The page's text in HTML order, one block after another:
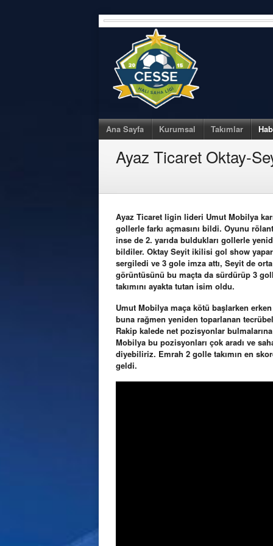
Skip
to
Ana Sayfa Kurumsal Takımlar
Ayaz Ticaret Oktay-
Ayaz Ticaret ligin lideri Umut Mobilya
gollerle farkı açmasını bildi. Oyunu
inse de 2. yarıda buldukları gollerle
bildiler. Oktay Seyit ikilisi gol show
sergiledi ve 3 gole imza attı, Seyit de
görüntüsünü bu maçta da sürdürüp 3
takımını ayakta tutan isim oldu.
Umut Mobilya maça kötü başlarken
buna rağmen yeniden toparlanan
Rakip kalede net pozisyonlar
Mobilya bu pozisyonları çok aradı ve
diyebiliriz. Emrah 2 golle takımın en
geldi.